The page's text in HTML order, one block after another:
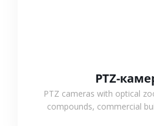
PTZ-
PTZ cameras with optical
compounds, commercial